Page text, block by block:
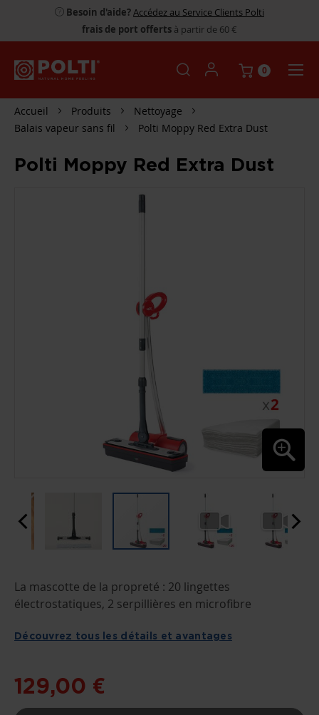
Besoin d'aide?Accédez au Service Clients Polti
frais de port offerts à partir de 60 €
0
Accueil Produits
Nettoyage
Balais vapeur sans fil
Polti Moppy Red Extra Dust
Polti Moppy Red Extra Dust
AU
DÉBUT
DE
GALERIE
D’IMAGES
La mascotte de la propreté : 20 lingettes
électrostatiques, 2 serpillières en microfibre
Découvrez tous les détails et avantages
129,00 €